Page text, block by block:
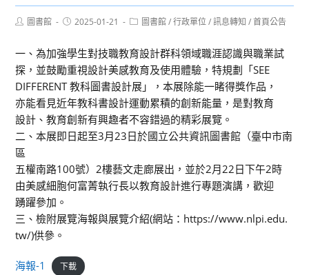
Post圖書館
Post2025-01-21
Post圖書館 / 行政單位 / 訊息轉知 / 首頁公告
一、為加強學生對技職教育設計群科領域職涯認識與職業試
探，並鼓勵重視設計美感教育及使用體驗，特規劃「SEE
DIFFERENT 教科圖書設計展」，本展除能一睹得獎作品，
亦能看見近年教科書設計運動累積的創新能量，是對教育
設計、教育創新有興趣者不容錯過的精彩展覽。
二、本展即日起至3月23日於國立公共資訊圖書館（臺中市南
區
五權南路100號）2樓藝文走廊展出，並於2月22日下午2時
由美感細胞何富菁執行長以教育設計進行專題演講，歡迎
踴躍參加。
三、檢附展覽海報與展覽介紹(網站：https://www.nlpi.edu.
tw/)供參。
海報-1 下載